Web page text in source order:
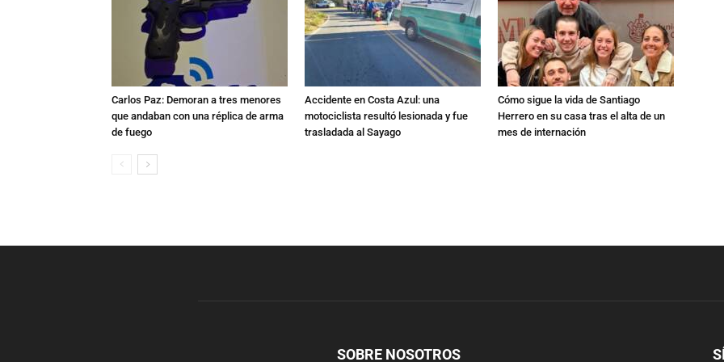
Carlos Paz: Demoran a tres menores
que andaban con una réplica de arma
de fuego
Accidente en Costa Azul: una
motociclista resultó lesionada y fue
trasladada al Sayago
Cómo sigue la vida de Santiago
Herrero en su casa tras el alta de un
mes de internación
SOBRE NOSOTROS